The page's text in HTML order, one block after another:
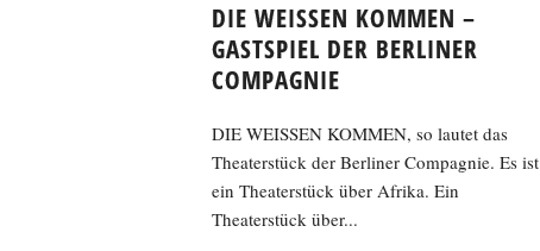
DIE WEISSEN KOMMEN –
GASTSPIEL DER BERLINER
COMPAGNIE
DIE WEISSEN KOMMEN, so lautet das
Theaterstück der Berliner Compagnie. Es ist
ein Theaterstück über Afrika. Ein
Theaterstück über...